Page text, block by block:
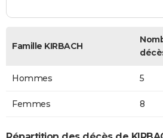
Famille KIRBACH
Hommes 5
Femmes 8